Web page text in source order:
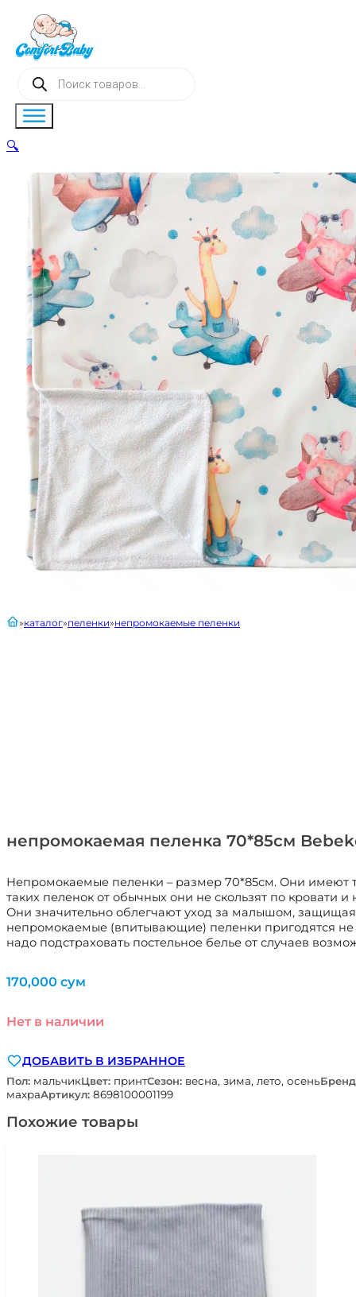
Поиск
товаров
непромокаемая пеленка 70*85см
Непромокаемые пеленки – размер 70*85см. Они имеют
таких пеленок от обычных они не скользят по
Они значительно облегчают уход за малышом, защищая
непромокаемые (впитывающие) пеленки пригодятся не
надо подстраховать постельное белье от случаев
главнаякаталог пеленки непромокаемые пеленки
170,000 сум
Нет в наличии
ДОБАВИТЬ В ИЗБРАННОЕ
Пол: мальчикЦвет: принтСезон: весна, зима, лето, осень
махраАртикул: 8698100001199
🔍
Похожие товары